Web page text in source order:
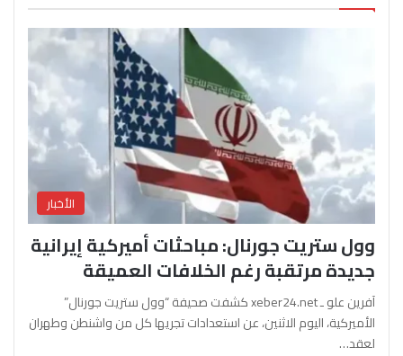
الأخبار
وول ستريت جورنال: مباحثات أميركية إيرانية
جديدة مرتقبة رغم الخلافات العميقة
آفرين علو ـ xeber24.net كشفت صحيفة “وول ستريت جورنال”
الأميركية، اليوم الاثنين، عن استعدادات تجريها كل من واشنطن وطهران
لعقد…